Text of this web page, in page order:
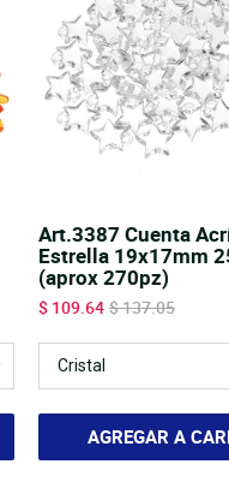
Art.3387 Cuenta
Estrella 19x17mm
(aprox 270pz)
Sale price
$ 109.64 Original price
$ 137.05
AGREGAR A